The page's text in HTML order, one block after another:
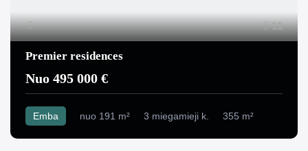
11
Premier residences
Nuo 495 000 €
Emba nuo 191 m² 3 miegamieji k. 355 m²